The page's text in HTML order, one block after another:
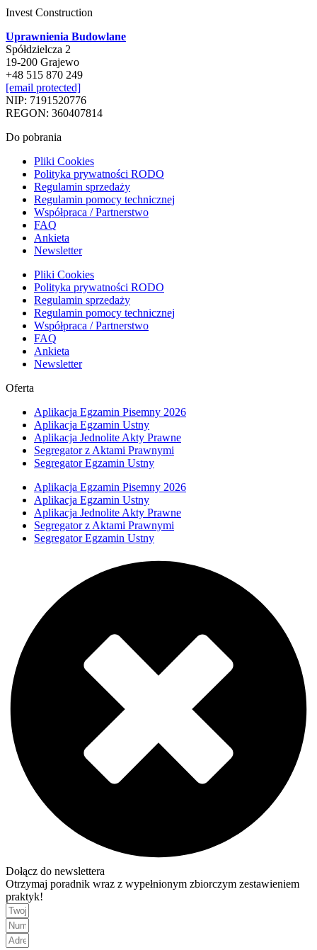
Invest Construction
Uprawnienia Budowlane
Spółdzielcza 2
19-200 Grajewo
+48 515 870 249
[email protected]
NIP: 7191520776
REGON: 360407814
Do pobrania
Pliki Cookies
Polityka prywatności RODO
Regulamin sprzedaży
Regulamin pomocy technicznej
Współpraca / Partnerstwo
FAQ
Ankieta
Newsletter
Pliki Cookies
Polityka prywatności RODO
Regulamin sprzedaży
Regulamin pomocy technicznej
Współpraca / Partnerstwo
FAQ
Ankieta
Newsletter
Oferta
Aplikacja Egzamin Pisemny 2026
Aplikacja Egzamin Ustny
Aplikacja Jednolite Akty Prawne
Segregator z Aktami Prawnymi
Segregator Egzamin Ustny
Aplikacja Egzamin Pisemny 2026
Aplikacja Egzamin Ustny
Aplikacja Jednolite Akty Prawne
Segregator z Aktami Prawnymi
Segregator Egzamin Ustny
Dołącz do newslettera
Otrzymaj poradnik wraz z wypełnionym zbiorczym zestawieniem
praktyk!